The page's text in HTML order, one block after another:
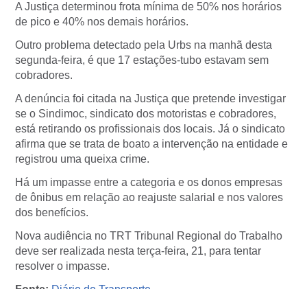
A Justiça determinou frota mínima de 50% nos horários
de pico e 40% nos demais horários.
Outro problema detectado pela Urbs na manhã desta
segunda-feira, é que 17 estações-tubo estavam sem
cobradores.
A denúncia foi citada na Justiça que pretende investigar
se o Sindimoc, sindicato dos motoristas e cobradores,
está retirando os profissionais dos locais. Já o sindicato
afirma que se trata de boato a intervenção na entidade e
registrou uma queixa crime.
Há um impasse entre a categoria e os donos empresas
de ônibus em relação ao reajuste salarial e nos valores
dos benefícios.
Nova audiência no TRT Tribunal Regional do Trabalho
deve ser realizada nesta terça-feira, 21, para tentar
resolver o impasse.